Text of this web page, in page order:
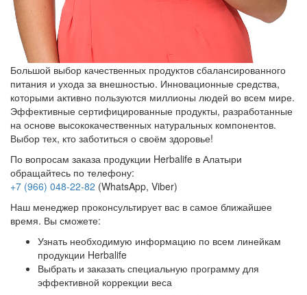
Большой выбор качественных продуктов сбалансированного
питания и ухода за внешностью. Инновационные средства,
которыми активно пользуются миллионы людей во всем мире.
Эффективные сертифицированные продукты, разработанные
на основе высококачественных натуральных компонентов.
Выбор тех, кто заботиться о своём здоровье!
По вопросам заказа продукции Herbalife в Алатыри
обращайтесь по телефону:
+7 (966) 048-22-82 (WhatsApp, Viber)
Наш менеджер проконсультирует вас в самое ближайшее
время. Вы сможете:
Узнать необходимую информацию по всем линейкам
продукции Herbalife
Выбрать и заказать специальную программу для
эффективной коррекции веса